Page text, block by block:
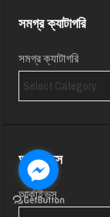
সমগ্র ক্যাটাগরি
সমগ্র ক্যাটাগরি
আর্কাইভস
আর্কাইভস